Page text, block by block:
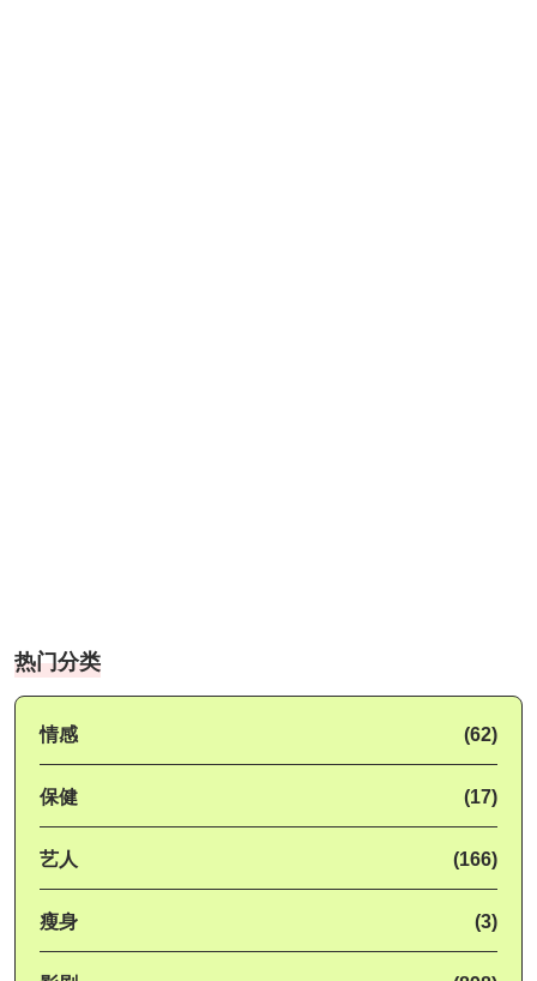
热门分类
情感 (62)
保健 (17)
艺人 (166)
瘦身 (3)